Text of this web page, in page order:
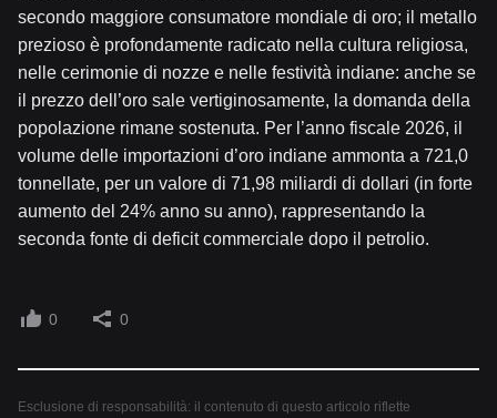
secondo maggiore consumatore mondiale di oro; il metallo
prezioso è profondamente radicato nella cultura religiosa,
nelle cerimonie di nozze e nelle festività indiane: anche se
il prezzo dell’oro sale vertiginosamente, la domanda della
popolazione rimane sostenuta. Per l’anno fiscale 2026, il
volume delle importazioni d’oro indiane ammonta a 721,0
tonnellate, per un valore di 71,98 miliardi di dollari (in forte
aumento del 24% anno su anno), rappresentando la
seconda fonte di deficit commerciale dopo il petrolio.
0 0
Esclusione di responsabilità: il contenuto di questo articolo riflette